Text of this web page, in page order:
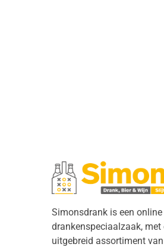
Simonsdrank is een online
drankenspeciaalzaak, met
uitgebreid assortiment